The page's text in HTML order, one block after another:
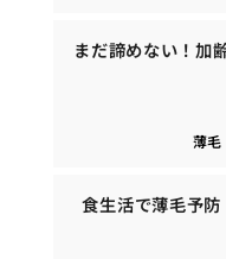
まだ諦めない！加
薄毛
食生活で薄毛予